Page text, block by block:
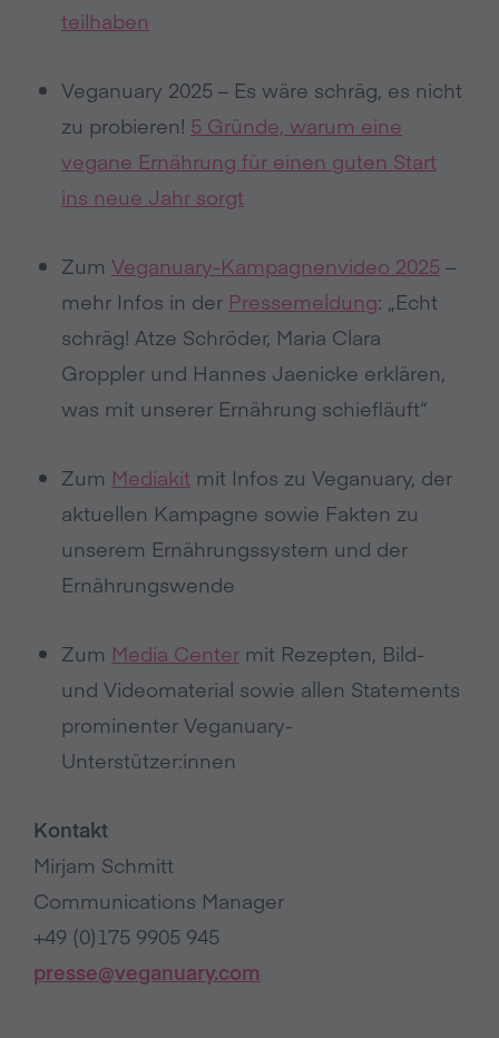
teilhaben
Veganuary 2025 – Es wäre schräg, es nicht
zu probieren! 5 Gründe, warum eine
vegane Ernährung für einen guten Start
ins neue Jahr sorgt
Zum Veganuary-Kampagnenvideo 2025 –
mehr Infos in der Pressemeldung: „Echt
schräg! Atze Schröder, Maria Clara
Groppler und Hannes Jaenicke erklären,
was mit unserer Ernährung schiefläuft“
Zum Mediakit mit Infos zu Veganuary, der
aktuellen Kampagne sowie Fakten zu
unserem Ernährungssystem und der
Ernährungswende
Zum Media Center mit Rezepten, Bild-
und Videomaterial sowie allen Statements
prominenter Veganuary-
Unterstützer:innen
Kontakt
Mirjam Schmitt
Communications Manager
+49 (0)175 9905 945
presse@veganuary.com